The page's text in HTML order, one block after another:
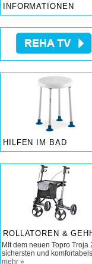
INFORMATIONEN
HILFEN IM BAD
ROLLATOREN &
MIt dem neuen Topro
sichersten und
mehr »